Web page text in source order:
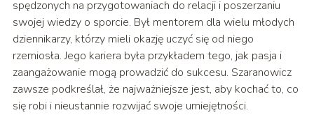
spędzonych na przygotowaniach do relacji i poszerzaniu
swojej wiedzy o sporcie. Był mentorem dla wielu młodych
dziennikarzy, którzy mieli okazję uczyć się od niego
rzemiosła. Jego kariera była przykładem tego, jak pasja i
zaangażowanie mogą prowadzić do sukcesu. Szaranowicz
zawsze podkreślał, że najważniejsze jest, aby kochać to, co
się robi i nieustannie rozwijać swoje umiejętności.